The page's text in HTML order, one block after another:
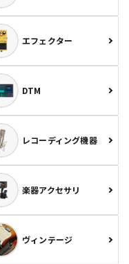
エフェクター
DTM
レコーディング機器
楽器アクセサリ
ヴィンテージ